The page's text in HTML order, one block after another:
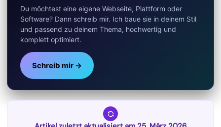
Du möchtest eine eigene Webseite, Plattform oder
Software? Dann schreib mir. Ich baue sie in deinem Stil
und passend zu deinem Thema, hochwertig und
komplett optimiert.
Schreib mir →